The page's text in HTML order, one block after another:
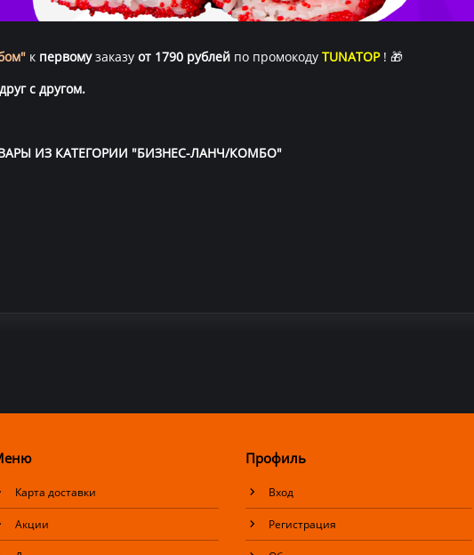
к первомузаказу от 1790 рублей по промокоду TUNATOP! 🎁
с другом.
ИЗ КАТЕГОРИИ "БИЗНЕС-ЛАНЧ/КОМБО"
Карта доставки
Акции
Профиль
Вход
Регистрация